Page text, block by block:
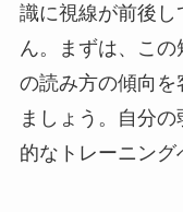
識に視線が前後
ん。まずは、こ
の読み方の傾向
ましょう。自分
的なトレーニング